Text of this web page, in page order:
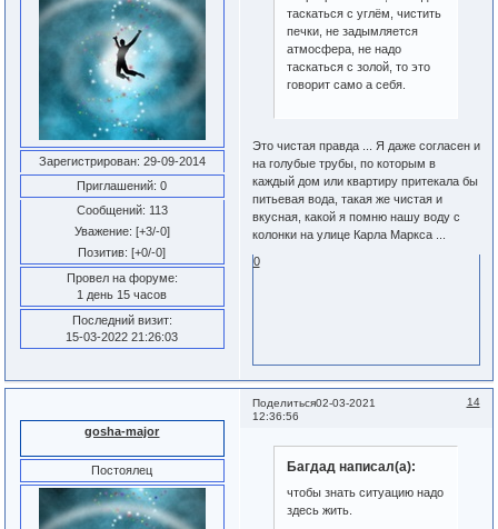
Зарегистрирован: 29-09-2014
Приглашений: 0
Сообщений: 113
Уважение: [+3/-0]
Позитив: [+0/-0]
Провел на форуме:
1 день 15 часов
Последний визит:
15-03-2022 21:26:03
таскаться с углём, чистить
печки, не задымляется
атмосфера, не надо
таскаться с золой, то это
говорит само а себя.
Это чистая правда ... Я даже согласен и
на голубые трубы, по которым в
каждый дом или квартиру притекала бы
питьевая вода, такая же чистая и
вкусная, какой я помню нашу воду с
колонки на улице Карла Маркса ...
0
Поделиться 14
02-03-2021
12:36:56
gosha-major
Постоялец Багдад написал(а):
чтобы знать ситуацию надо
здесь жить.